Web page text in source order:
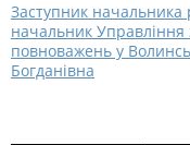
Заступник начальника
начальник Управління
повноважень у
Богданівна